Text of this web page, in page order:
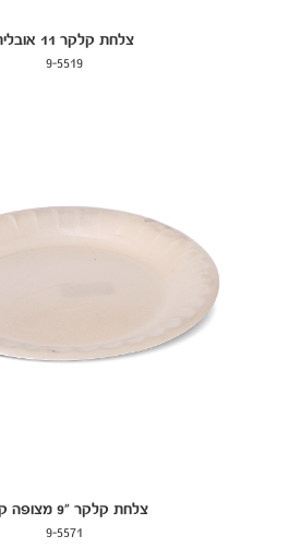
צלחת קלקר 11 אובלית
9-5519
צלחת קלקר "9 מצופה קרם
9-5571